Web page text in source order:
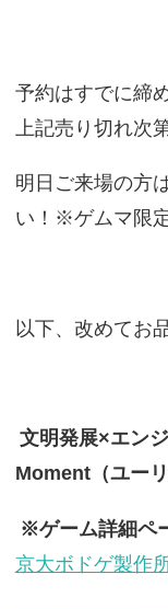
予約はすでに締
上記売り切れ次
明日ご来場の方
い！※ゲムマ限
以下、改めてお
文明発展×エン
Moment（ユー
※ゲーム詳細ペ
京大ボドゲ製作